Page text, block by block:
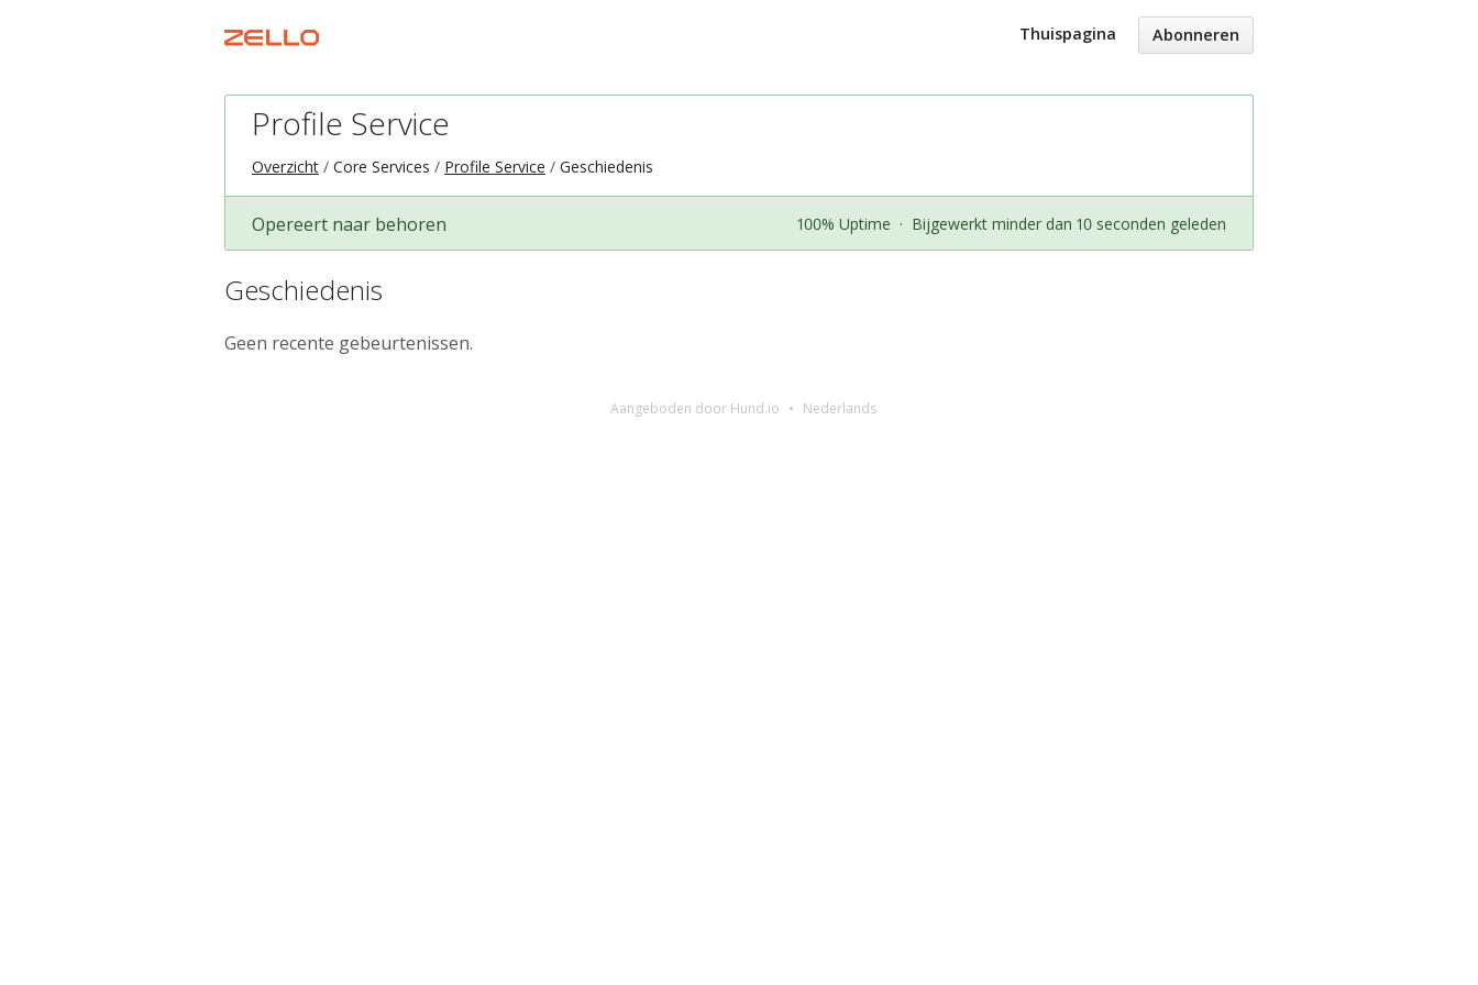
Thuispagina Abonneren
Profile Service
Overzicht Core Services Profile Service Geschiedenis
Opereert naar behoren 100% Uptime · Bijgewerkt minder dan 10 seconden geleden
Geschiedenis
Geen recente gebeurtenissen.
Aangeboden door Hund.io Nederlands